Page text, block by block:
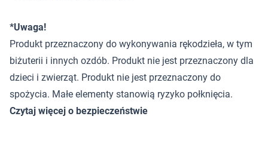
*Uwaga!
Produkt przeznaczony do wykonywania rękodzieła, w tym
biżuterii i innych ozdób. Produkt nie jest przeznaczony dla
dzieci i zwierząt. Produkt nie jest przeznaczony do
spożycia. Małe elementy stanowią ryzyko połknięcia.
Czytaj więcej o bezpieczeństwie